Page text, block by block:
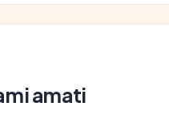
amati